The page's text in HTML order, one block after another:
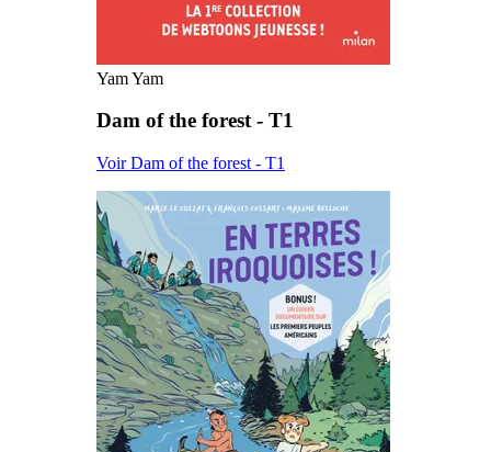
Yam Yam
Dam of the forest - T1
Voir Dam of the forest - T1